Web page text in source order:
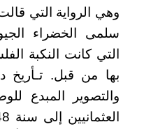
وهي الرواية التي
سلمى الخضراء
التي كانت النكبة
بها من قبل. تـأريخ
والتصوير المبدع